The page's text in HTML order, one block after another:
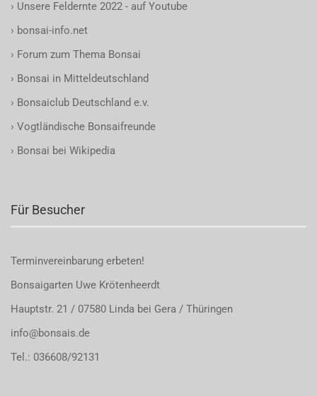
› Unsere Feldernte 2022 - auf Youtube
› bonsai-info.net
› Forum zum Thema Bonsai
› Bonsai in Mitteldeutschland
› Bonsaiclub Deutschland e.v.
› Vogtländische Bonsaifreunde
› Bonsai bei Wikipedia
Für Besucher
Terminvereinbarung erbeten!
Bonsaigarten Uwe Krötenheerdt
Hauptstr. 21 / 07580 Linda bei Gera / Thüringen
info@bonsais.de
Tel.: 036608/92131